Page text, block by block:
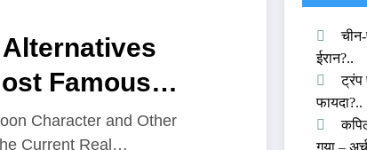
Famous
Character and Other
Current Real…
ईरान?..
ट्रंप
फायदा?..
गया –